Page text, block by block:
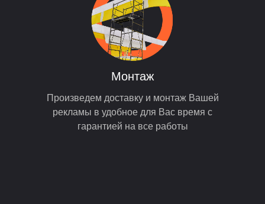
Произведем доставку и монтаж Вашей
рекламы в удобное для Вас время с
гарантией на все работы
Монтаж